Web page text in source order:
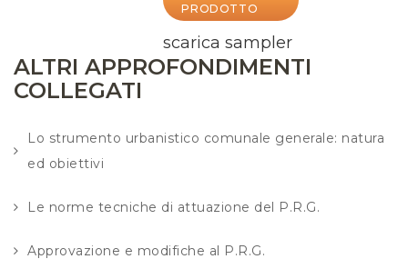
PRODOTTO
scarica sampler
ALTRI APPROFONDIMENTI
COLLEGATI
Lo strumento urbanistico comunale generale: natura
ed obiettivi
Le norme tecniche di attuazione del P.R.G.
Approvazione e modifiche al P.R.G.